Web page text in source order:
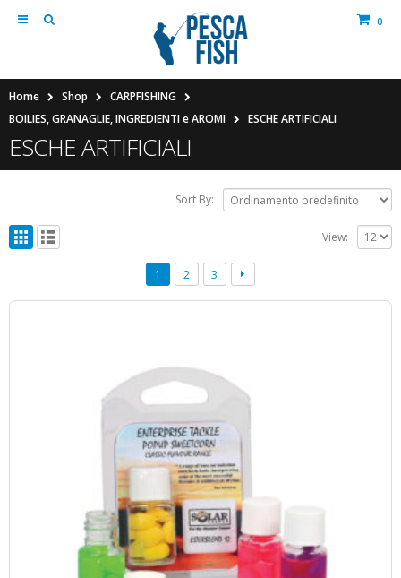
0
Home Shop
CARPFISHING
BOILIES, GRANAGLIE, INGREDIENTI e AROMI
ESCHE ARTIFICIALI
ESCHE ARTIFICIALI
Sort By:
View:
1 2 3